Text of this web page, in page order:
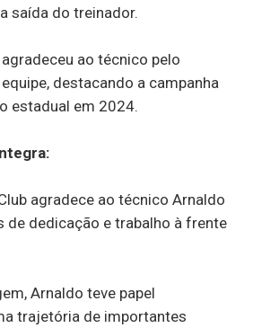
saída do treinador.
ao técnico pelo
destacando a campanha
estadual em 2024.
agradece ao técnico Arnaldo
de dedicação e trabalho à frente
Arnaldo teve papel
trajetória de importantes